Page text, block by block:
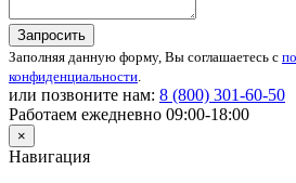
Запросить
Заполняя данную форму, Вы соглашаетесь с
конфиденциальности.
или позвоните нам: 8 (800) 301-60-50
Работаем ежедневно 09:00-18:00
×
Навигация